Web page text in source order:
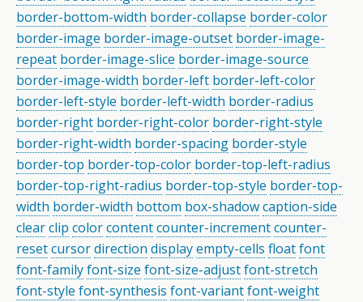
border-bottom-width border-collapse border-color
border-image border-image-outset border-image-
repeat border-image-slice border-image-source
border-image-width border-left border-left-color
border-left-style border-left-width border-radius
border-right border-right-color border-right-style
border-right-width border-spacing border-style
border-top border-top-color border-top-left-radius
border-top-right-radius border-top-style border-top-
width border-width bottom box-shadowcaption-side
clearclip colorcontentcounter-incrementcounter-
resetcursordirection displayempty-cells floatfont
font-familyfont-size font-size-adjustfont-stretch
font-style font-synthesis font-variantfont-weight